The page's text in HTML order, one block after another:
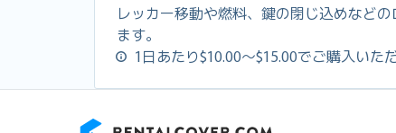
レッカー移動や燃料、鍵の閉じ込めなど
ます。
1日あたり$10.00～$15.00でご購入いた